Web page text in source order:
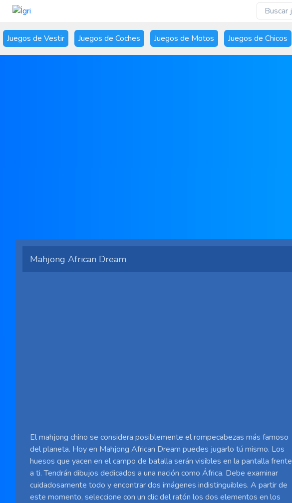
Juegos de Vestir Juegos de Coches Juegos de Motos Juegos de Chicos
Mahjong African Dream
El mahjong chino se considera posiblemente el rompecabezas más famoso
del planeta. Hoy en Mahjong African Dream puedes jugarlo tú mismo. Los
huesos que yacen en el campo de batalla serán visibles en la pantalla frente
a ti. Tendrán dibujos dedicados a una nación como África. Debe examinar
cuidadosamente todo y encontrar dos imágenes indistinguibles. A partir de
este momento, seleccione con un clic del ratón los dos elementos en los